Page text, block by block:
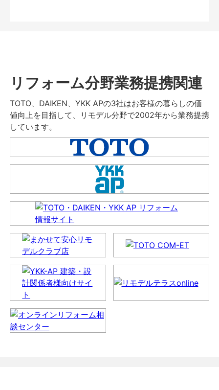
リフォーム分野業務提携関連
TOTO、DAIKEN、YKK APの3社はお客様の暮らしの価
値向上を目指して、リモデル分野で2002年から業務提携
しています。